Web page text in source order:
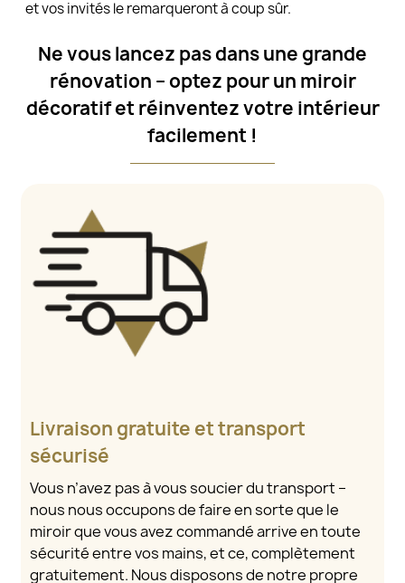
et vos invités le remarqueront à coup sûr.
Ne vous lancez pas dans une grande
rénovation – optez pour un miroir
décoratif et réinventez votre intérieur
facilement !
Livraison gratuite et transport
sécurisé
Vous n’avez pas à vous soucier du transport –
nous nous occupons de faire en sorte que le
miroir que vous avez commandé arrive en toute
sécurité entre vos mains, et ce, complètement
gratuitement. Nous disposons de notre propre